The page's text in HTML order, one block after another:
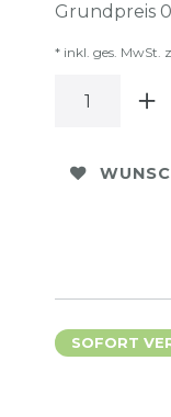
Grundpreis
* inkl. ges. MwSt.
SOFORT